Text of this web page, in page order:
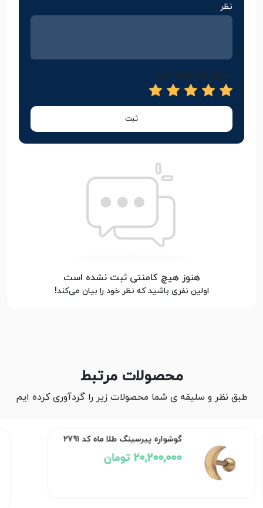
نظر
امتیاز خود را وارد کنید
ثبت
هنوز هیچ کامنتی ثبت نشده است
اولین نفری باشید که نظر خود را بیان می‌کند!
محصولات مرتبط
طبق نظر و سلیقه ی شما محصولات زیر را گردآوری کرده ایم
گوشواره پیرسینگ طلا ماه کد 2791
20,200,000 تومان